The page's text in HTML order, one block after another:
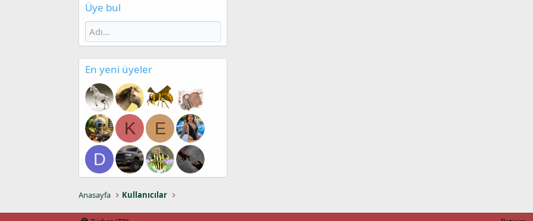
Üye bul
En yeni üyeler
K
E
D
Anasayfa Kullanıcılar